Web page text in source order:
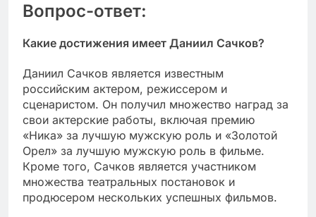
Вопрос-ответ:
Какие достижения имеет Даниил Сачков?
Даниил Сачков является известным
российским актером, режиссером и
сценаристом. Он получил множество наград за
свои актерские работы, включая премию
«Ника» за лучшую мужскую роль и «Золотой
Орел» за лучшую мужскую роль в фильме.
Кроме того, Сачков является участником
множества театральных постановок и
продюсером нескольких успешных фильмов.